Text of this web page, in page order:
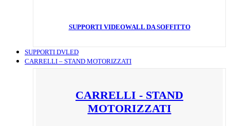
SUPPORTI VIDEOWALL DA SOFFITTO
SUPPORTI DVLED
CARRELLI – STAND MOTORIZZATI
CARRELLI - STAND
MOTORIZZATI